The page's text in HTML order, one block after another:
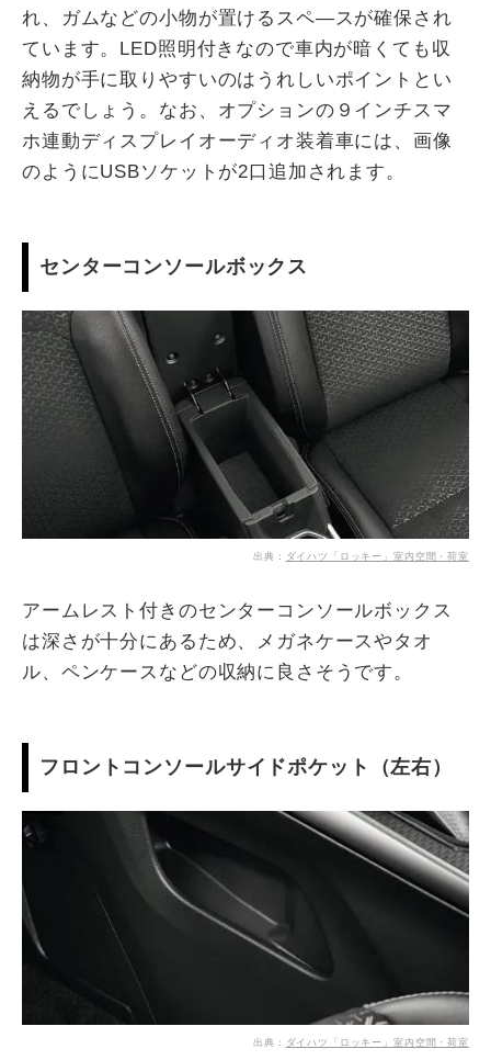
れ、ガムなどの小物が置けるスペ―スが確保され
ています。LED照明付きなので車内が暗くても収
納物が手に取りやすいのはうれしいポイントとい
えるでしょう。なお、オプションの９インチスマ
ホ連動ディスプレイオーディオ装着車には、画像
のようにUSBソケットが2口追加されます。
センターコンソールボックス
出典： ダイハツ「ロッキー」室内空間・荷室
アームレスト付きのセンターコンソールボックス
は深さが十分にあるため、メガネケースやタオ
ル、ペンケースなどの収納に良さそうです。
フロントコンソールサイドポケット（左右）
出典： ダイハツ「ロッキー」室内空間・荷室